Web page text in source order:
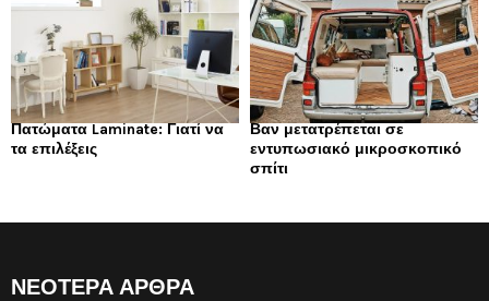
Πατώματα Laminate: Γιατί να
τα επιλέξεις
Βαν μετατρέπεται σε
εντυπωσιακό μικροσκοπικό
σπίτι
ΝΕΟΤΕΡΑ ΑΡΘΡΑ